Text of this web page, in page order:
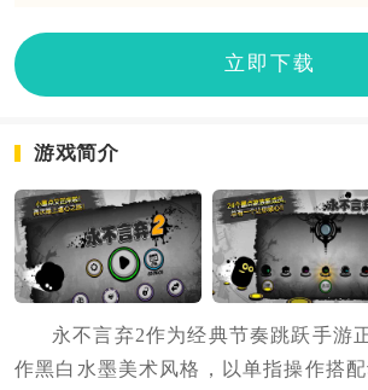
立即下载
游戏简介
永不言弃2作为经典节奏跳跃手游
作黑白水墨美术风格，以单指操作搭